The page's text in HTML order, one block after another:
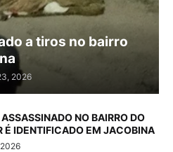
a tiros no bairro
2026
NO BAIRRO DO
É IDENTIFICADO EM JACOBINA